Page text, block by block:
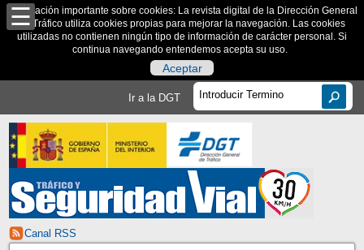
Información importante sobre cookies: La revista digital de la Dirección General
de Tráfico utiliza cookies propias para mejorar la navegación. Las cookies
utilizadas no contienen ningún tipo de información de carácter personal. Si
continua navegando entendemos acepta su uso.
Aceptar
Ir a la DGT
Canal RSS